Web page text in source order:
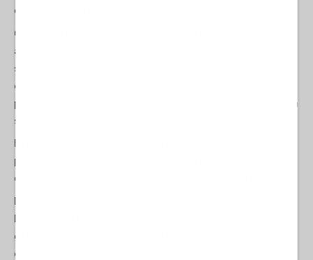
coordinazione è aumentata, senza sosta.
Gli attacchi della scorsa settimana contro l'Iran servono solo un
attore: il culto della morte in Asia occidentale, che
strategicamente vuole degradare le infrastrutture militari iraniane
e mantenere Teheran perennemente sulla difensiva – a
prescindere dagli enormi rischi per i reali interessi statunitensi e la
stabilità dell'Asia occidentale.
potrebbero voler esplorare le uscite, ma la leadership politica di
quella che si può definire la Sindacata Epstein vuole la guerra.
gli Stati Uniti riprendano la guerra. La loro preoccupazione è
ovviamente esistenziale. Sanno che l'IRGC, e il possibile ingresso